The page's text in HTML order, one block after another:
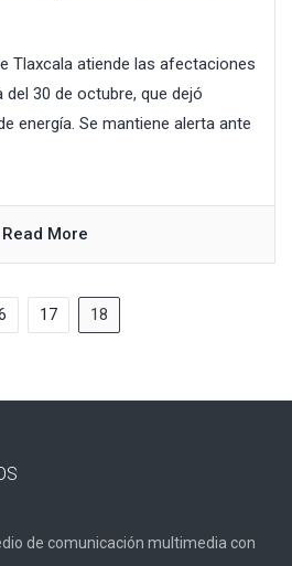
Tlaxcala atiende las afectaciones
30 de octubre, que dejó
energía. Se mantiene alerta ante
Read More
17 18
de comunicación multimedia con